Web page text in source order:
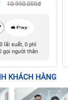
10.990.000đ
lãi suất, 0 phí
gọi người thân
KHÁCH HÀNG